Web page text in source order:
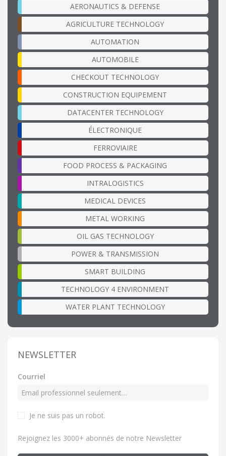
AERONAUTICS & DEFENSE
AGRICULTURE TECHNOLOGY
AUTOMATION
AUTOMOBILE
CHECKOUT TECHNOLOGY
CONSTRUCTION EQUIPEMENT
DATACENTER TECHNOLOGY
ÉLECTRONIQUE
FERROVIAIRE
FOOD PROCESS & PACKAGING
INTRALOGISTICS
MEDICAL DEVICES
METAL WORKING
OIL GAS TECHNOLOGY
POWER & TRANSMISSION
SMART BUILDING
TECHNOLOGY 4 ENVIRONMENT
WATER PLANT TECHNOLOGY
NEWSLETTER
Courriel
Je ne suis pas un robot.
Rejoignez les 3000+ abonnés de notre Newsletter